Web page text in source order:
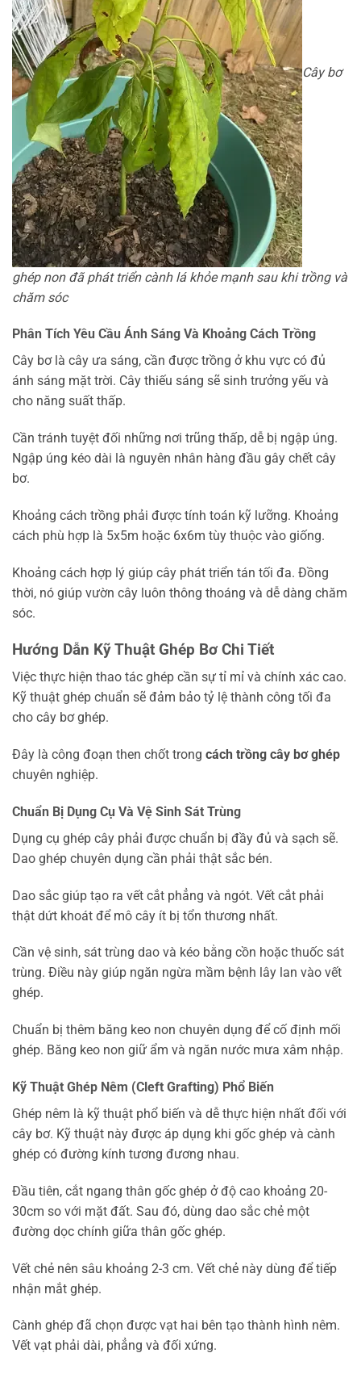
Cây bơ
ghép non đã phát triển cành lá khỏe mạnh sau khi trồng và
chăm sóc
Phân Tích Yêu Cầu Ánh Sáng Và Khoảng Cách Trồng
Cây bơ là cây ưa sáng, cần được trồng ở khu vực có đủ
ánh sáng mặt trời. Cây thiếu sáng sẽ sinh trưởng yếu và
cho năng suất thấp.
Cần tránh tuyệt đối những nơi trũng thấp, dễ bị ngập úng.
Ngập úng kéo dài là nguyên nhân hàng đầu gây chết cây
bơ.
Khoảng cách trồng phải được tính toán kỹ lưỡng. Khoảng
cách phù hợp là 5x5m hoặc 6x6m tùy thuộc vào giống.
Khoảng cách hợp lý giúp cây phát triển tán tối đa. Đồng
thời, nó giúp vườn cây luôn thông thoáng và dễ dàng chăm
sóc.
Hướng Dẫn Kỹ Thuật Ghép Bơ Chi Tiết
Việc thực hiện thao tác ghép cần sự tỉ mỉ và chính xác cao.
Kỹ thuật ghép chuẩn sẽ đảm bảo tỷ lệ thành công tối đa
cho cây bơ ghép.
Đây là công đoạn then chốt trong cách trồng cây bơ ghép
chuyên nghiệp.
Chuẩn Bị Dụng Cụ Và Vệ Sinh Sát Trùng
Dụng cụ ghép cây phải được chuẩn bị đầy đủ và sạch sẽ.
Dao ghép chuyên dụng cần phải thật sắc bén.
Dao sắc giúp tạo ra vết cắt phẳng và ngót. Vết cắt phải
thật dứt khoát để mô cây ít bị tổn thương nhất.
Cần vệ sinh, sát trùng dao và kéo bằng cồn hoặc thuốc sát
trùng. Điều này giúp ngăn ngừa mầm bệnh lây lan vào vết
ghép.
Chuẩn bị thêm băng keo non chuyên dụng để cố định mối
ghép. Băng keo non giữ ẩm và ngăn nước mưa xâm nhập.
Kỹ Thuật Ghép Nêm (Cleft Grafting) Phổ Biến
Ghép nêm là kỹ thuật phổ biến và dễ thực hiện nhất đối với
cây bơ. Kỹ thuật này được áp dụng khi gốc ghép và cành
ghép có đường kính tương đương nhau.
Đầu tiên, cắt ngang thân gốc ghép ở độ cao khoảng 20-
30cm so với mặt đất. Sau đó, dùng dao sắc chẻ một
đường dọc chính giữa thân gốc ghép.
Vết chẻ nên sâu khoảng 2-3 cm. Vết chẻ này dùng để tiếp
nhận mắt ghép.
Cành ghép đã chọn được vạt hai bên tạo thành hình nêm.
Vết vạt phải dài, phẳng và đối xứng.